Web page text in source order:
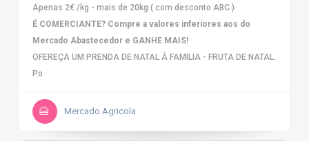
Apenas 2€ /kg - mais de 20kg ( com desconto ABC )
É COMERCIANTE? Compre a valores inferiores aos do
Mercado Abastecedor e GANHE MAIS!
OFEREÇA UM PRENDA DE NATAL À FAMILIA - FRUTA DE NATAL.
Po
Mercado Agricola